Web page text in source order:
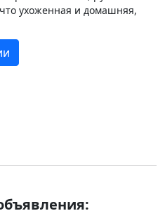
ухоженная и домашняя,